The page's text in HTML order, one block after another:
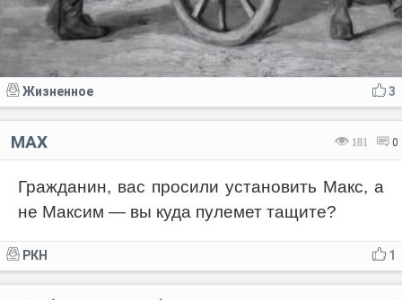
3
Жизненное
181 0
MAX
Гражданин, вас просили установить Макс, а
не Максим — вы куда пулемет тащите?
1
РКН